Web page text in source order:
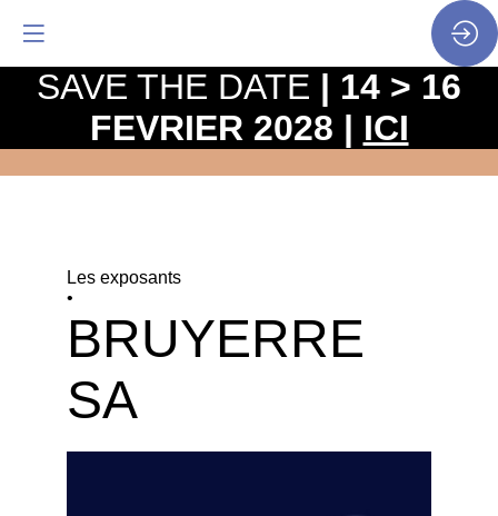
Les exposants
•
BRUYERRE
SA
SAVE THE DATE | 14 > 16
FEVRIER 2028 | ICI